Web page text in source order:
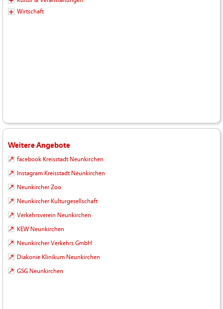
Wirtschaft
Weitere Angebote
facebook Kreisstadt Neunkirchen
Instagram Kreisstadt Neunkirchen
Neunkircher Zoo
Neunkircher Kulturgesellschaft
Verkehrsverein Neunkirchen
KEW Neunkirchen
Neunkircher Verkehrs GmbH
Diakonie Klinikum Neunkirchen
GSG Neunkirchen